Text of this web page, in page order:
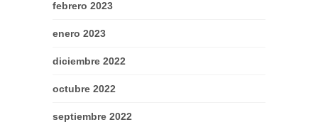
febrero 2023
enero 2023
diciembre 2022
octubre 2022
septiembre 2022